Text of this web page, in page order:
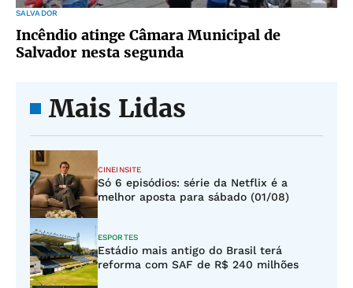
SALVADOR
Incêndio atinge Câmara Municipal de
Salvador nesta segunda
Mais Lidas
CINEINSITE
Só 6 episódios: série da Netflix é a
melhor aposta para sábado (01/08)
ESPORTES
Estádio mais antigo do Brasil terá
reforma com SAF de R$ 240 milhões